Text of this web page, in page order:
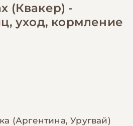
(Квакер) -
уход, кормление
(Аргентина, Уругвай)